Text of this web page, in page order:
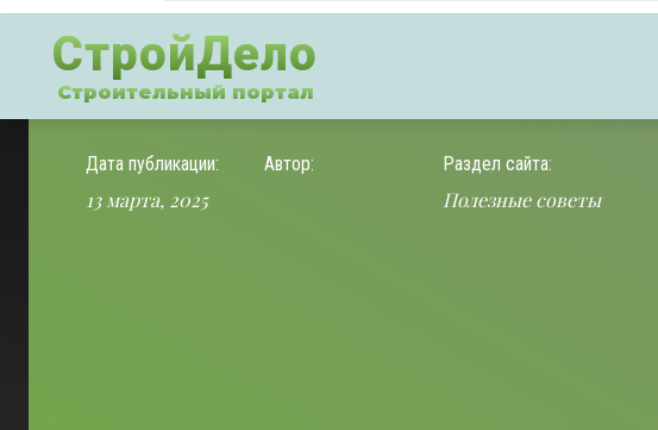
СтройДело
Строительный портал
Дата публикации:
13 марта, 2025
Автор: Раздел сайта:
Полезные советы